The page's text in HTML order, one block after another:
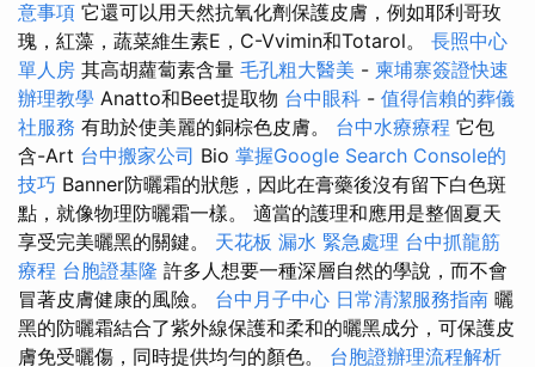
意事項 它還可以用天然抗氧化劑保護皮膚，例如耶利哥玫
瑰，紅藻，蔬菜維生素E，C-Vvimin和Totarol。 長照中心
單人房 其高胡蘿蔔素含量 毛孔粗大醫美 - 柬埔寨簽證快速
辦理教學 Anatto和Beet提取物 台中眼科 - 值得信賴的葬儀
社服務 有助於使美麗的銅棕色皮膚。 台中水療療程 它包
含-Art 台中搬家公司 Bio 掌握Google Search Console的
技巧 Banner防曬霜的狀態，因此在膏藥後沒有留下白色斑
點，就像物理防曬霜一樣。 適當的護理和應用是整個夏天
享受完美曬黑的關鍵。 天花板 漏水 緊急處理 台中抓龍筋
療程 台胞證基隆 許多人想要一種深層自然的學說，而不會
冒著皮膚健康的風險。 台中月子中心 日常清潔服務指南 曬
黑的防曬霜結合了紫外線保護和柔和的曬黑成分，可保護皮
膚免受曬傷，同時提供均勻的顏色。 台胞證辦理流程解析